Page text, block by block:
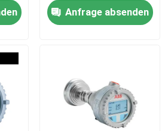
Anfrage absenden